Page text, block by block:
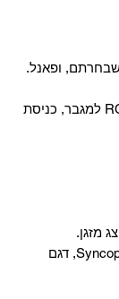
ופאנל.
"פלאג אביזרים" - יציאות RCA למגבר, כניסת
מזגן.
*דגם של חברת סינקופה, Syncopa, דגם